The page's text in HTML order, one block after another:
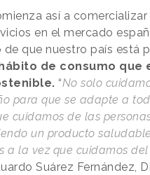
así a comercializar
en el mercado
que nuestro país está
de consumo que
“No solo
para que se adapte a
cuidamos de las
un producto
a la vez que cuidamos
Suárez Fernández,